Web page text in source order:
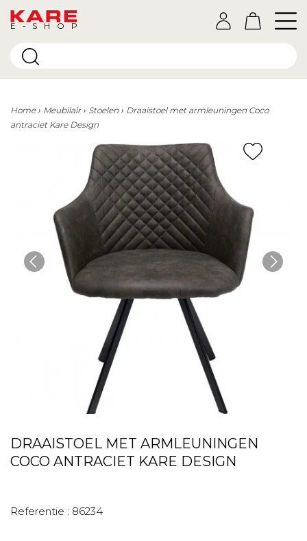
E-SHOP
Home Meubilair Stoelen
Draaistoel met armleuningen Coco
antraciet Kare Design
DRAAISTOEL MET ARMLEUNINGEN
COCO ANTRACIET KARE DESIGN
Referentie : 86234